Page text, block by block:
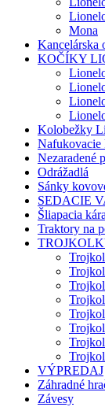
Mona
Kancelárska
KOČÍKY
Kolobežky
Nafukovacie
Nezaradené
Odrážadlá
Sánky
SEDACIE
Šliapacia kára
Traktory na
VÝPREDAJ
Záhradné
Závesy